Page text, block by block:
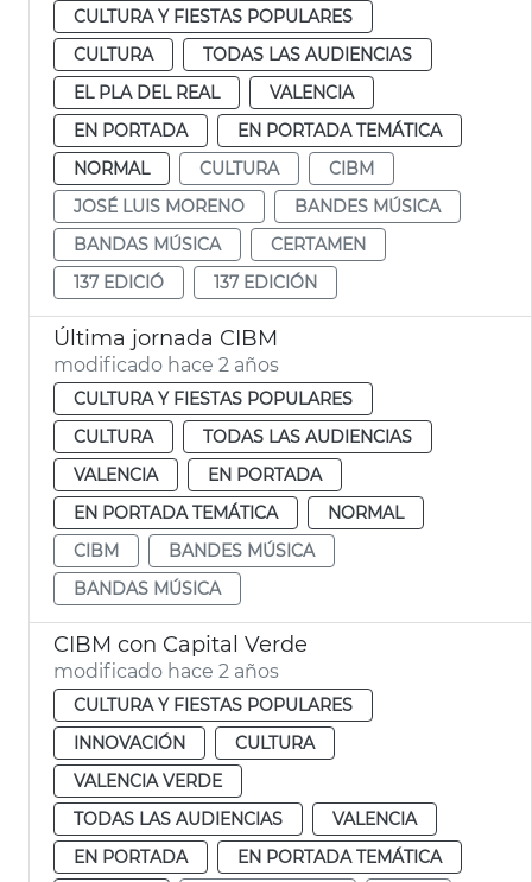
CULTURA Y FIESTAS POPULARES
CULTURA
TODAS LAS AUDIENCIAS
EL PLA DEL REAL
VALENCIA
EN PORTADA
EN PORTADA TEMÁTICA
NORMAL
CULTURA
CIBM
JOSÉ LUIS MORENO
BANDES MÚSICA
BANDAS MÚSICA
CERTAMEN
137 EDICIÓ
137 EDICIÓN
Última jornada CIBM
modificado hace 2 años
CULTURA Y FIESTAS POPULARES
CULTURA
TODAS LAS AUDIENCIAS
VALENCIA
EN PORTADA
EN PORTADA TEMÁTICA
NORMAL
CIBM
BANDES MÚSICA
BANDAS MÚSICA
CIBM con Capital Verde
modificado hace 2 años
CULTURA Y FIESTAS POPULARES
INNOVACIÓN
CULTURA
VALENCIA VERDE
TODAS LAS AUDIENCIAS
VALENCIA
EN PORTADA
EN PORTADA TEMÁTICA